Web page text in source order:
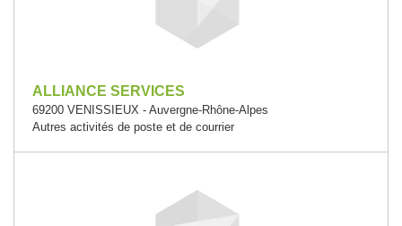
ALLIANCE SERVICES
69200 VENISSIEUX - Auvergne-Rhône-Alpes
Autres activités de poste et de courrier